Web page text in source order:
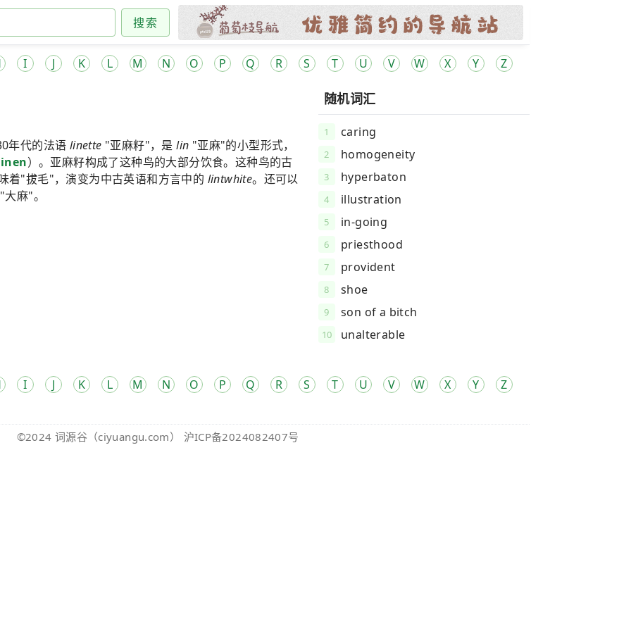
搜索
I J K L M N O P Q R S T U V W X Y Z
年代的法语 linette "亚麻籽"，是lin "亚麻"的小型形式，
）。亚麻籽构成了这种鸟的大部分饮食。这种鸟的古
着"拔毛"，演变为中古英语和方言中的 lintwhite。还可以
麻"。
随机词汇
1 caring
2 homogeneity
3 hyperbaton
4 illustration
5 in-going
6 priesthood
7 provident
8 shoe
9 son of a bitch
10 unalterable
I J K L M N O P Q R S T U V W X Y Z
©2024 词源谷 （ciyuangu.com） 沪ICP备2024082407号